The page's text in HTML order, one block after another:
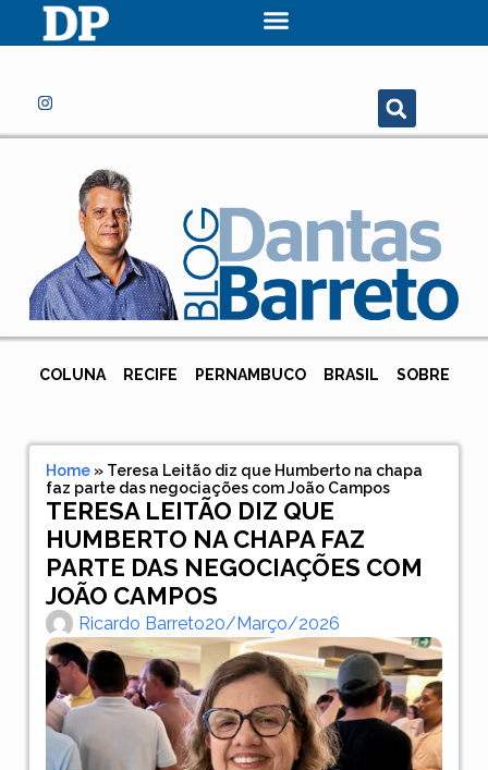
COLUNA RECIFE PERNAMBUCO BRASIL SOBRE
Home» Teresa Leitão diz que Humberto na chapa
faz parte das negociações com João Campos
TERESA LEITÃO DIZ QUE
HUMBERTO NA CHAPA FAZ
PARTE DAS NEGOCIAÇÕES COM
JOÃO CAMPOS
Ricardo Barreto20/março/2026